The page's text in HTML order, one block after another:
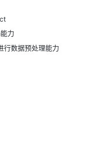
力
行数据预处理能力